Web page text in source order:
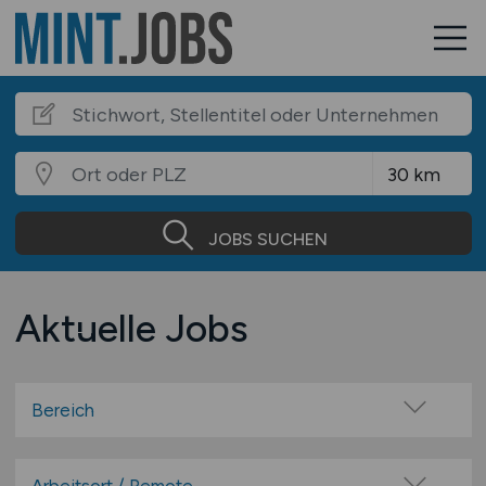
JOBS SUCHEN
Aktuelle Jobs
Bereich
Mathematik